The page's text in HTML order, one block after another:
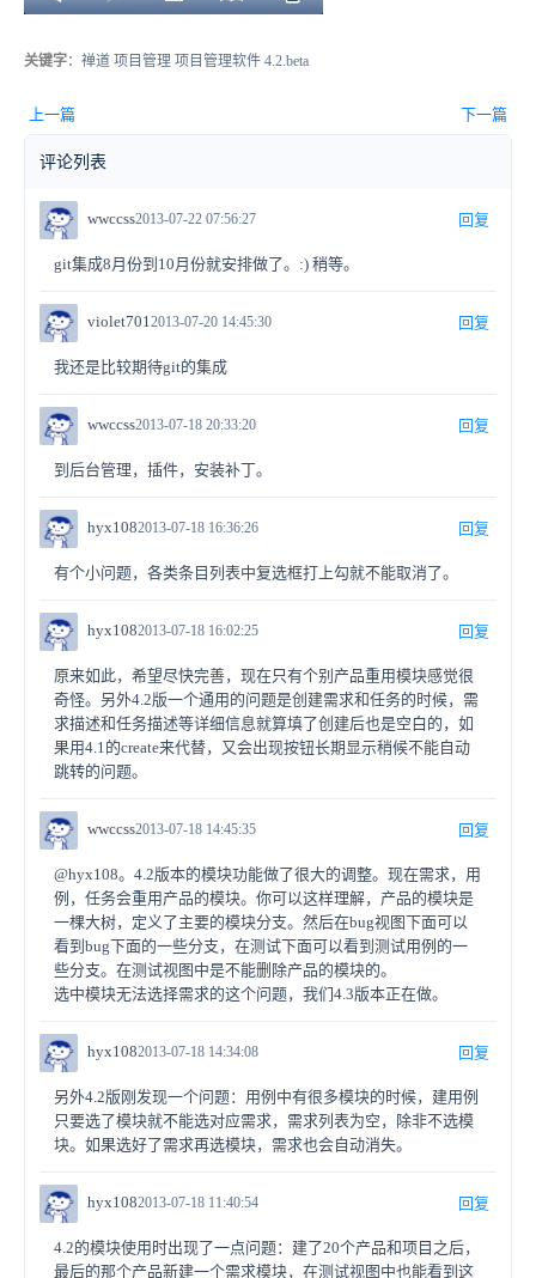
关键字：禅道 项目管理 项目管理软件 4.2.beta
上一篇 下一篇
评论列表
wwccss2013-07-22 07:56:27 回复
git集成8月份到10月份就安排做了。:) 稍等。
violet701 2013-07-20 14:45:30 回复
我还是比较期待git的集成
wwccss2013-07-18 20:33:20 回复
到后台管理，插件，安装补丁。
hyx1082013-07-18 16:36:26 回复
有个小问题，各类条目列表中复选框打上勾就不能取消了。
hyx1082013-07-18 16:02:25 回复
原来如此，希望尽快完善，现在只有个别产品重用模块感觉很
奇怪。另外4.2版一个通用的问题是创建需求和任务的时候，需
求描述和任务描述等详细信息就算填了创建后也是空白的，如
果用4.1的create来代替，又会出现按钮长期显示稍候不能自动
跳转的问题。
wwccss2013-07-18 14:45:35 回复
@hyx108。4.2版本的模块功能做了很大的调整。现在需求，用
例，任务会重用产品的模块。你可以这样理解，产品的模块是
一棵大树，定义了主要的模块分支。然后在bug视图下面可以
看到bug下面的一些分支，在测试下面可以看到测试用例的一
些分支。在测试视图中是不能删除产品的模块的。
选中模块无法选择需求的这个问题，我们4.3版本正在做。
hyx1082013-07-18 14:34:08 回复
另外4.2版刚发现一个问题：用例中有很多模块的时候，建用例
只要选了模块就不能选对应需求，需求列表为空，除非不选模
块。如果选好了需求再选模块，需求也会自动消失。
hyx1082013-07-18 11:40:54 回复
4.2的模块使用时出现了一点问题：建了20个产品和项目之后，
最后的那个产品新建一个需求模块，在测试视图中也能看到这